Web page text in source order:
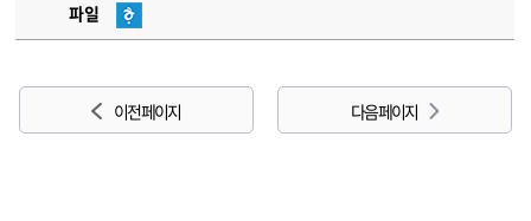
파일
이전 페이지 다음 페이지